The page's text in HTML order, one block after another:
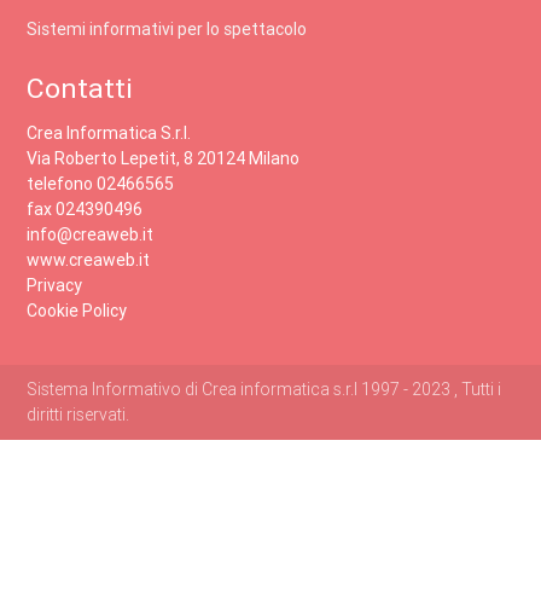
Sistemi informativi per lo spettacolo
Contatti
Crea Informatica S.r.l.
Via Roberto Lepetit, 8 20124 Milano
telefono 02466565
fax 024390496
info@creaweb.it
www.creaweb.it
Privacy
Cookie Policy
Sistema Informativo di Crea informatica s.r.l 1997 - 2023 , Tutti i
diritti riservati.